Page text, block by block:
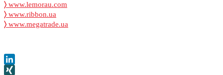
〉 www.lemorau.com
〉 www.ribbon.ua
〉 www.megatrade.ua
LinkedIn